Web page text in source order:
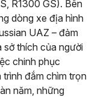
R1300 GS). Bên
dòng xe địa hình
UAZ – đảm
sở thích của người
chinh phục
đắm chìm trọn
năm, những